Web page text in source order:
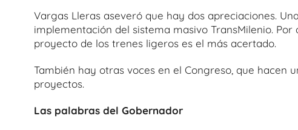
Vargas Lleras aseveró que hay dos apreciaciones.
implementación del sistema masivo TransMilenio.
proyecto de los trenes ligeros es el más acertado.
También hay otras voces en el Congreso, que hacen
proyectos.
Las palabras del Gobernador